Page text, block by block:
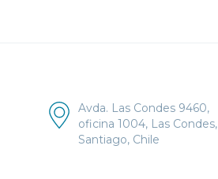
Avda. Las Condes 9460,
oficina 1004, Las Condes,
Santiago, Chile